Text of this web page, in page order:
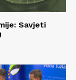
Savjeti